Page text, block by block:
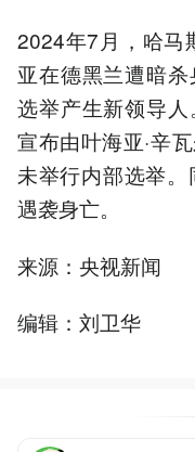
2024年7月，哈马
亚在德黑兰遭暗
选举产生新领导
宣布由叶海亚·辛
未举行内部选举
遇袭身亡。
来源：央视新闻
编辑：刘卫华